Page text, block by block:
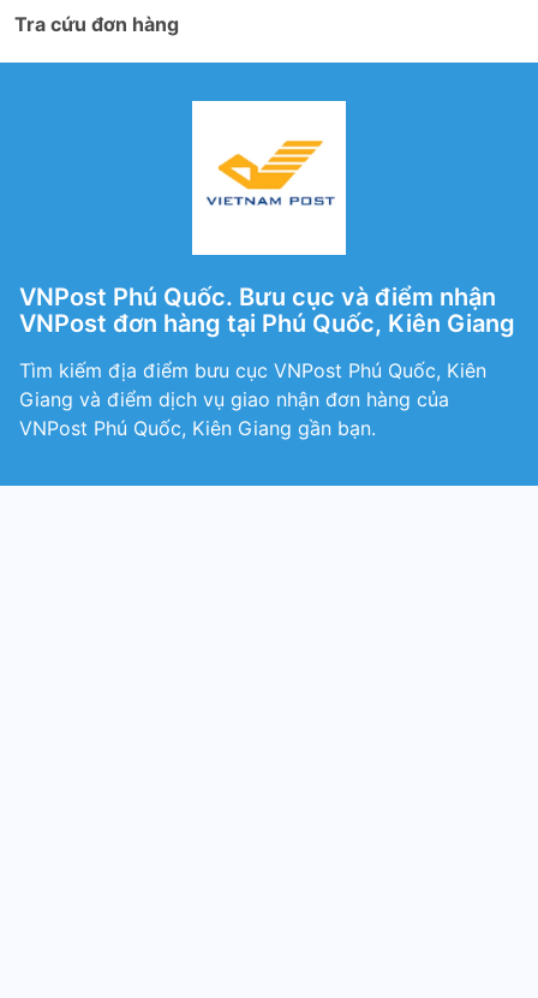
Tra cứu đơn hàng
VNPost Phú Quốc. Bưu cục và điểm nhận
VNPost đơn hàng tại Phú Quốc, Kiên Giang
Tìm kiếm địa điểm bưu cục VNPost Phú Quốc, Kiên
Giang và điểm dịch vụ giao nhận đơn hàng của
VNPost Phú Quốc, Kiên Giang gần bạn.